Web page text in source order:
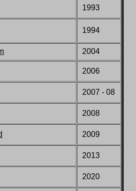
1993
1994
2004
2006
2007 - 08
2008
2009
2013
2020